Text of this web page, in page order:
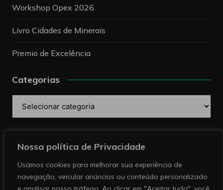
Nossa política de Privacidade
Usamos cookies para melhorar sua experiência de
navegação, veicular anúncios ou conteúdo personalizado
Workshop Opex 2026
Livro Cidades de Minerais
Premio de Excelência
Categorias